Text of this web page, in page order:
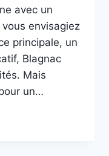
avec un
envisagiez
principale, un
Blagnac
Mais
un…